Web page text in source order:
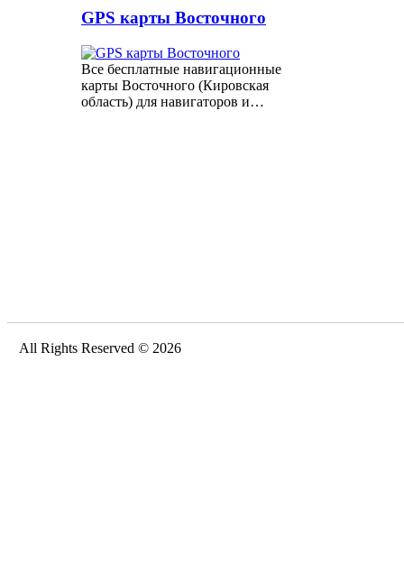
GPS карты Восточного
Все бесплатные навигационные
карты Восточного (Кировская
область) для навигаторов и…
All Rights Reserved © 2026